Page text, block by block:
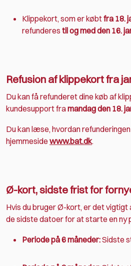
Klippekort, som er købtfra 18.
refunderes til og med den 16.
Refusion af klippekort fra
Du kan få refunderet dine køb af
kundesupport framandag den 18.
Du kan læse, hvordan
hjemmeside www.bat.dk.
Ø-kort, sidste frist for
Hvis du bruger Ø-kort, er det
de sidste datoer for at starte en ny
Periode på 6 måneder:Sidste